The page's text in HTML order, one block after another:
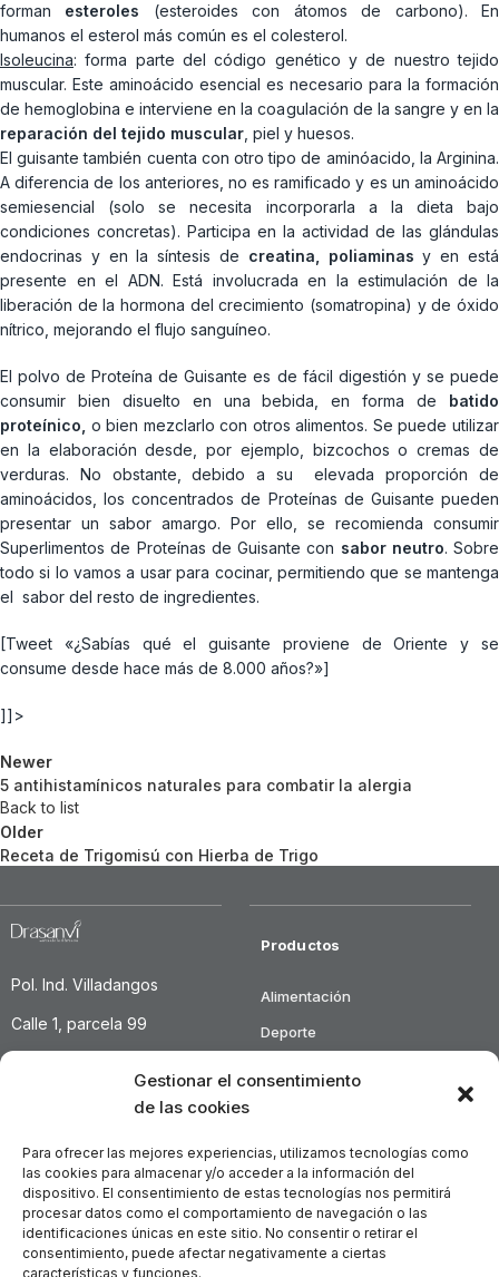
Gestionar el consentimiento
de las cookies
Para ofrecer las mejores experiencias, utilizamos tecnologías como
las cookies para almacenar y/o acceder a la información del
dispositivo. El consentimiento de estas tecnologías nos permitirá
procesar datos como el comportamiento de navegación o las
identificaciones únicas en este sitio. No consentir o retirar el
consentimiento, puede afectar negativamente a ciertas
características y funciones.
forman esteroles (esteroides con átomos de carbono). En
humanos el esterol más común es el colesterol.
Isoleucina: forma parte del código genético y de nuestro tejido
muscular. Este aminoácido esencial es necesario para la formación
de hemoglobina e interviene en la coagulación de la sangre y en la
reparación del tejido muscular , piel y huesos.
El guisante también cuenta con otro tipo de aminóacido, la Arginina.
A diferencia de los anteriores, no es ramificado y es un aminoácido
semiesencial (solo se necesita incorporarla a la dieta bajo
condiciones concretas). Participa en la actividad de las glándulas
endocrinas y en la síntesis de creatina, poliaminas y en está
presente en el ADN. Está involucrada en la estimulación de la
liberación de la hormona del crecimiento (somatropina) y de óxido
nítrico, mejorando el flujo sanguíneo.
El polvo de Proteína de Guisante es de fácil digestión y se puede
consumir bien disuelto en una bebida, en forma de batido
proteínico, o bien mezclarlo con otros alimentos. Se puede utilizar
en la elaboración desde, por ejemplo, bizcochos o cremas de
verduras. No obstante, debido a su elevada proporción de
aminoácidos, los concentrados de Proteínas de Guisante pueden
presentar un sabor amargo. Por ello, se recomienda consumir
Superlimentos de Proteínas de Guisante con sabor neutro. Sobre
todo si lo vamos a usar para cocinar, permitiendo que se mantenga
el sabor del resto de ingredientes.
[Tweet «¿Sabías qué el guisante proviene de Oriente y se
consume desde hace más de 8.000 años?»]
]]>
Newer
5 antihistamínicos naturales para combatir la alergia
Back to list
Older
Receta de Trigomisú con Hierba de Trigo
Pol. Ind. Villadangos
Calle 1, parcela 99
Tel: (+34) 987 203 106
Productos
Alimentación
Deporte
Sobre la compañía Enlaces de interés